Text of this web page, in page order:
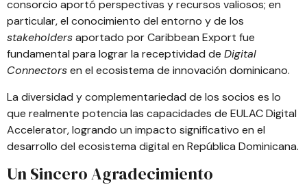
consorcio aportó perspectivas y recursos valiosos; en
particular, el conocimiento del entorno y de los
stakeholdersaportado por Caribbean Export fue
fundamental para lograr la receptividad de Digital
Connectorsen el ecosistema de innovación dominicano.
La diversidad y complementariedad de los socios es lo
que realmente potencia las capacidades de EULAC Digital
Accelerator, logrando un impacto significativo en el
desarrollo del ecosistema digital en República Dominicana.
Un Sincero Agradecimiento